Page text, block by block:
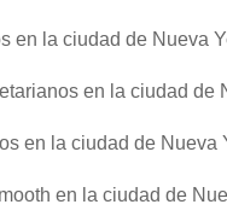
en la ciudad de Nueva
en la ciudad de
en la ciudad de Nueva
en la ciudad de